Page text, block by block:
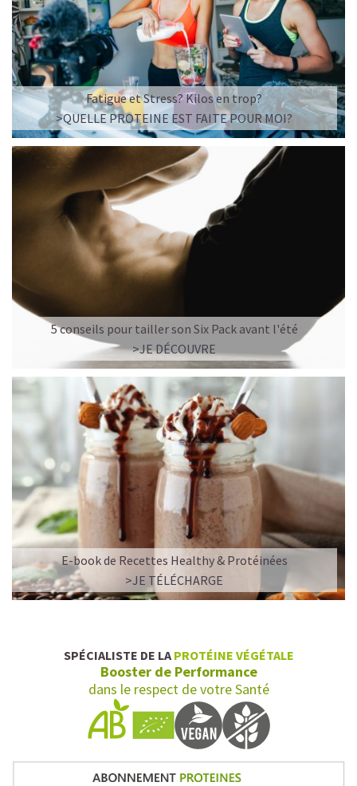
Fatigue et Stress? Kilos en trop?
>QUELLE PROTEINE EST FAITE POUR MOI?
5 conseils pour tailler son Six Pack avant l'été
>JE DÉCOUVRE
E-book de Recettes Healthy & Protéinées
>JE TÉLÉCHARGE
SPÉCIALISTE DE LA PROTÉINE VÉGÉTALE
Booster de Performance
dans le respect de votre Santé